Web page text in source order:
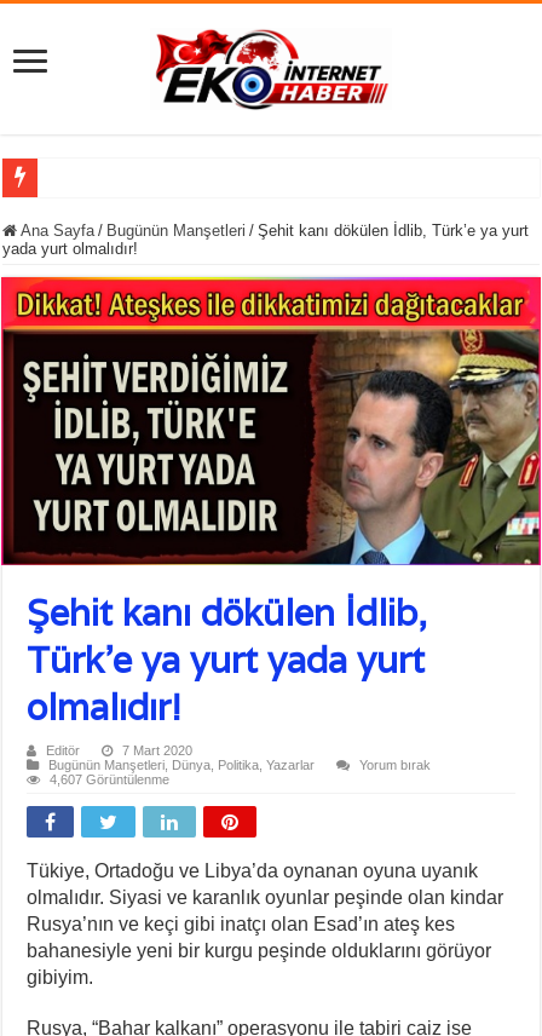
Ana Sayfa / Bugünün Manşetleri / Şehit kanı dökülen İdlib, Türk’e ya yurt
yada yurt olmalıdır!
Şehit kanı dökülen İdlib,
Türk’e ya yurt yada yurt
olmalıdır!
Editör
7 Mart 2020
Bugünün Manşetleri Dünya Politika ,Yazarlar
Yorum bırak
4,607 Görüntülenme
Tükiye, Ortadoğu ve Libya’da oynanan oyuna uyanık
olmalıdır. Siyasi ve karanlık oyunlar peşinde olan kindar
Rusya’nın ve keçi gibi inatçı olan Esad’ın ateş kes
bahanesiyle yeni bir kurgu peşinde olduklarını görüyor
gibiyim.
Rusya, “Bahar kalkanı” operasyonu ile tabiri caiz ise